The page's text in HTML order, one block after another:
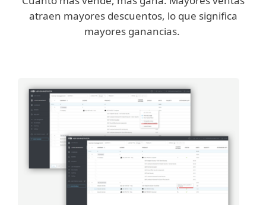
atraen mayores descuentos, lo que significa
mayores ganancias.